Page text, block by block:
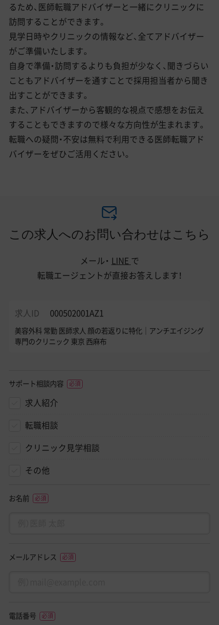
るため、医師転職アドバイザーと一緒にクリニックに
訪問することができます。
見学日時やクリニックの情報など、全てアドバイザー
がご準備いたします。
自身で準備・訪問するよりも負担が少なく、聞きづらい
こともアドバイザーを通すことで採用担当者から聞き
出すことができます。
また、アドバイザーから客観的な視点で感想をお伝え
することもできますので様々な方向性が生まれます。
転職への疑問・不安は無料で利用できる医師転職アド
バイザーをぜひご活用ください。
この求人へのお問い合わせはこちら
メール・ LINE で
転職エージェントが直接お答えします！
求人ID 000502001AZ1
美容外科 常勤 医師求人 顔の若返りに特化｜アンチエイジング
専門のクリニック 東京 西麻布
サポート相談内容
求人紹介
転職相談
クリニック見学相談
その他
お名前
メールアドレス
電話番号